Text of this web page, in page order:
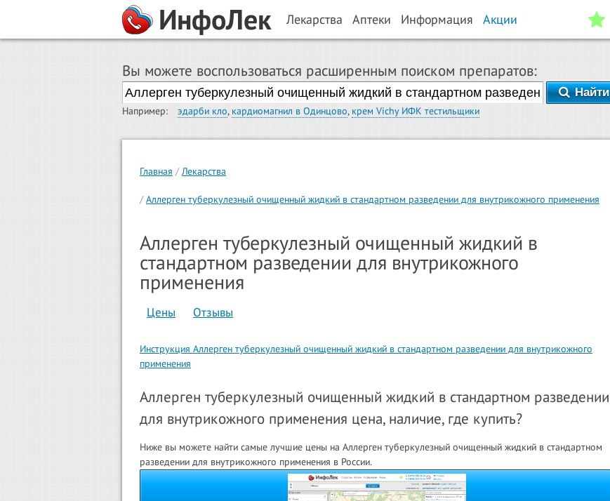
ИнфоЛек Лекарства Аптеки Информация Акции
Вы можете воспользоваться расширенным поиском препаратов:
Найти
Например: эдарби кло, кардиомагнил в Одинцово, крем Vichy ИФК тестильщики
Главная Лекарства
Аллерген туберкулезный очищенный жидкий в стандартном разведении для внутрикожного применения
Аллерген туберкулезный очищенный жидкий в
стандартном разведении для внутрикожного
применения
Цены Отзывы
Инструкция Аллерген туберкулезный очищенный жидкий в стандартном разведении для внутрикожного
применения
Аллерген туберкулезный очищенный жидкий в стандартном разведении
для внутрикожного применения цена, наличие, где купить?
Ниже вы можете найти самые лучшие цены на Аллерген туберкулезный очищенный жидкий в стандартном
разведении для внутрикожного применения в России.